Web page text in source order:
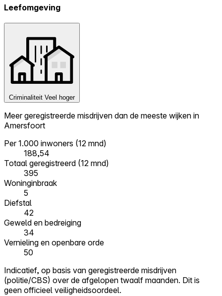
Leefomgeving
Criminaliteit Veel hoger
Meer geregistreerde misdrijven dan de meeste wijken in
Amersfoort
Per 1.000 inwoners (12 mnd)
188,54
Totaal geregistreerd (12 mnd)
395
Woninginbraak
5
Diefstal
42
Geweld en bedreiging
34
Vernieling en openbare orde
50
Indicatief, op basis van geregistreerde misdrijven
(politie/CBS) over de afgelopen twaalf maanden. Dit is
geen officieel veiligheidsoordeel.